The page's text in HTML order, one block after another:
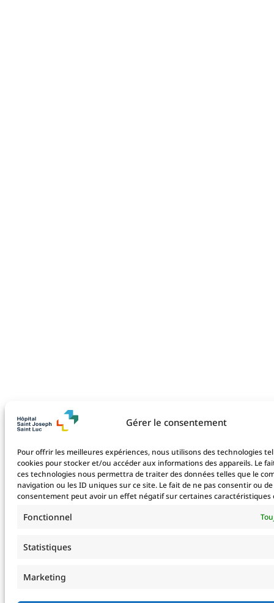
Gérer le consentement
Pour offrir les meilleures expériences, nous utilisons des technologies
cookies pour stocker et/ou accéder aux informations des appareils. Le
ces technologies nous permettra de traiter des données telles que le
navigation ou les ID uniques sur ce site. Le fait de ne pas consentir ou
consentement peut avoir un effet négatif sur certaines caractéristiques
Fonctionnel
Statistiques
Marketing